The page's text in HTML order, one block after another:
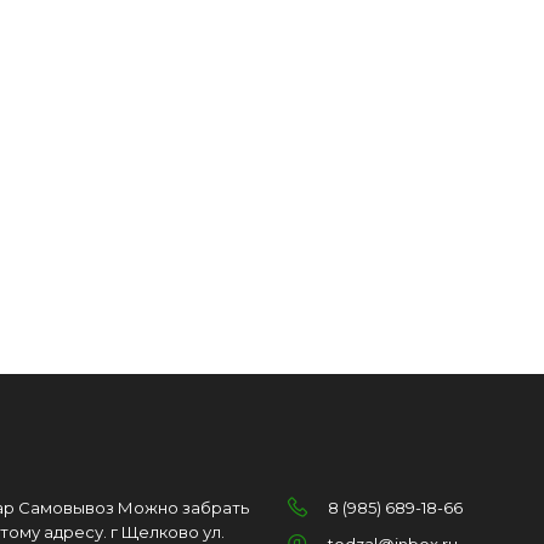
Самовывоз Можно забрать
адресу. г Щелково ул.
8 (985) 689-18-66